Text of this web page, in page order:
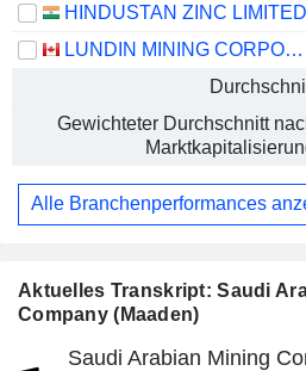
Aktuelles Transkript: Saudi
Company (Maaden)
Saudi Arabian Mining
HINDUSTAN ZINC LIMITED
LUNDIN MINING CORPORATION
Gewichteter Durchschnitt
Alle Branchenperformances